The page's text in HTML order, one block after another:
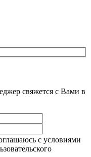
свяжется с Вами в
с условиями